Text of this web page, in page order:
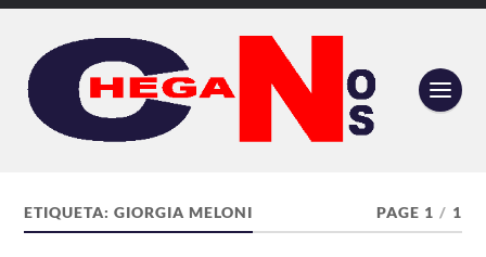
ETIQUETA:GIORGIA MELONI PAGE 1 / 1